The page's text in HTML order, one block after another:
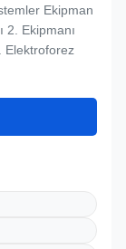
Ekipman
2. Ekipmanı
Elektroforez